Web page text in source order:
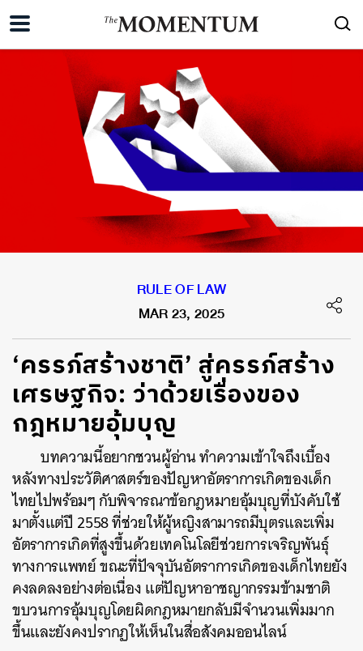
RULE OF LAW
MAR 23, 2025
‘ครรภ์สร้างชาติ’ สู่ครรภ์สร้าง
เศรษฐกิจ: ว่าด้วยเรื่องของ
กฎหมายอุ้มบุญ
บทความนี้อยากชวนผู้อ่าน ทำความเข้าใจถึงเบื้อง
หลังทางประวัติศาสตร์ของปัญหาอัตราการเกิดของเด็ก
ไทยไปพร้อมๆ กับพิจารณาข้อกฎหมายอุ้มบุญที่บังคับใช้
มาตั้งแต่ปี 2558 ที่ช่วยให้ผู้หญิงสามารถมีบุตรและเพิ่ม
อัตราการเกิดที่สูงขึ้นด้วยเทคโนโลยีช่วยการเจริญพันธุ์
ทางการแพทย์ ขณะที่ปัจจุบันอัตราการเกิดของเด็กไทยยัง
คงลดลงอย่างต่อเนื่อง แต่ปัญหาอาชญากรรมข้ามชาติ
ขบวนการอุ้มบุญโดยผิดกฎหมายกลับมีจำนวนเพิ่มมาก
ขึ้นและยังคงปรากฏให้เห็นในสื่อสังคมออนไลน์